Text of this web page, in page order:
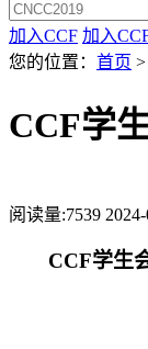
加入CCF 加入
您的位置： 首页 >
CCF学
阅读量:7539
CCF学生